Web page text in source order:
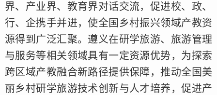
界、产业界、教育界对话交流，促进校、政、
行、企携手并进，使全国乡村振兴领域产教资
源得到广泛汇聚。遵义在研学旅游、旅游管理
与服务等相关领域具有一定资源优势，为探索
跨区域产教融合新路径提供保障，推动全国美
丽乡村研学旅游技术创新与人才培养，促进产